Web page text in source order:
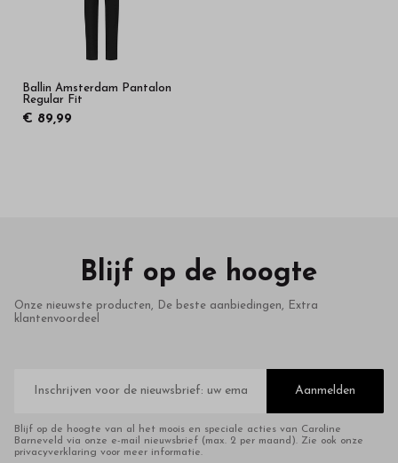
Ballin Amsterdam Pantalon
Regular Fit
€ 89,99
Blijf op de hoogte
Onze nieuwste producten, De beste aanbiedingen, Extra
klantenvoordeel
mailadres
Aanmelden
Blijf op de hoogte van al het moois en speciale acties van Caroline
Barneveld via onze e-mail nieuwsbrief (max. 2 per maand). Zie ook onze
privacyverklaring voor meer informatie.